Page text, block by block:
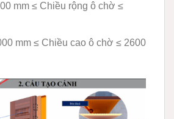
mm ≤ Chiều rộng ô chờ ≤
mm ≤ Chiều cao ô chờ ≤ 2600